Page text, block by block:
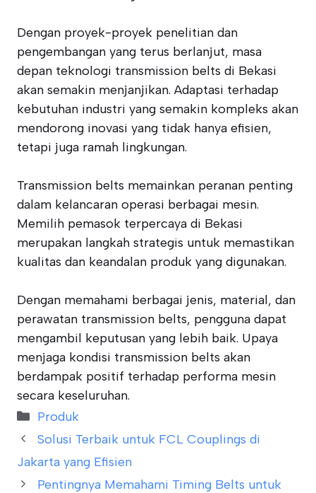
Dengan proyek-proyek penelitian dan
pengembangan yang terus berlanjut, masa
depan teknologi transmission belts di Bekasi
akan semakin menjanjikan. Adaptasi terhadap
kebutuhan industri yang semakin kompleks akan
mendorong inovasi yang tidak hanya efisien,
tetapi juga ramah lingkungan.
Transmission belts memainkan peranan penting
dalam kelancaran operasi berbagai mesin.
Memilih pemasok terpercaya di Bekasi
merupakan langkah strategis untuk memastikan
kualitas dan keandalan produk yang digunakan.
Dengan memahami berbagai jenis, material, dan
perawatan transmission belts, pengguna dapat
mengambil keputusan yang lebih baik. Upaya
menjaga kondisi transmission belts akan
berdampak positif terhadap performa mesin
secara keseluruhan.
Categories
Produk
Solusi Terbaik untuk FCL Couplings di
Jakarta yang Efisien
Pentingnya Memahami Timing Belts untuk